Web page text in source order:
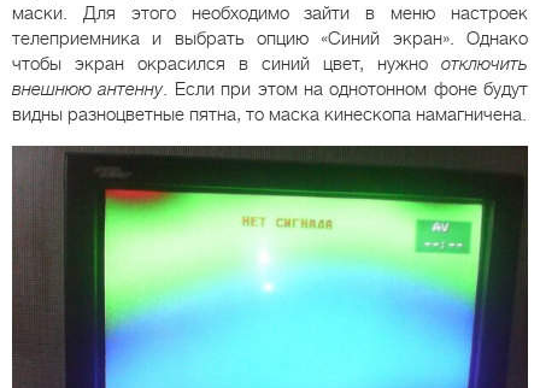
маски. Для этого необходимо зайти в меню настроек
телеприемника и выбрать опцию «Синий экран». Однако
чтобы экран окрасился в синий цвет, нужно отключить
внешнюю антенну. Если при этом на однотонном фоне будут
видны разноцветные пятна, то маска кинескопа намагничена.